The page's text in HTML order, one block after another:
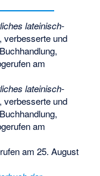
lateinisch-
verbesserte und
am
lateinisch-
verbesserte und
am
am 25. August